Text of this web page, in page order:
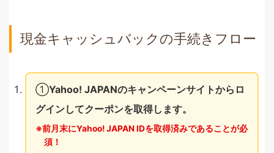
現金キャッシュバックの手続きフロー
①Yahoo! JAPANのキャンペーンサイトからロ
グインしてクーポンを取得します。
前月末にYahoo! JAPAN IDを取得済みであることが必
須！